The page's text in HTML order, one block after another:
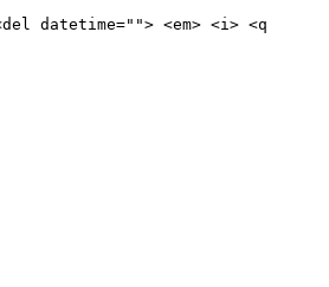
datetime=""> <em> <i> <q